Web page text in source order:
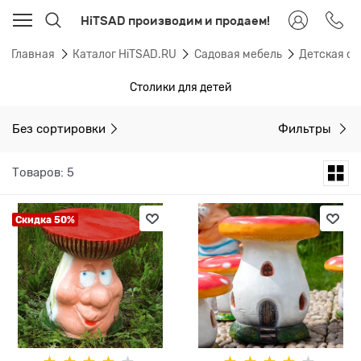
HiTSAD производим и продаем!
Главная Каталог HiTSAD.RU Садовая мебель Детская
Столики для детей
Без сортировки Фильтры
Товаров: 5
Скидка 50%